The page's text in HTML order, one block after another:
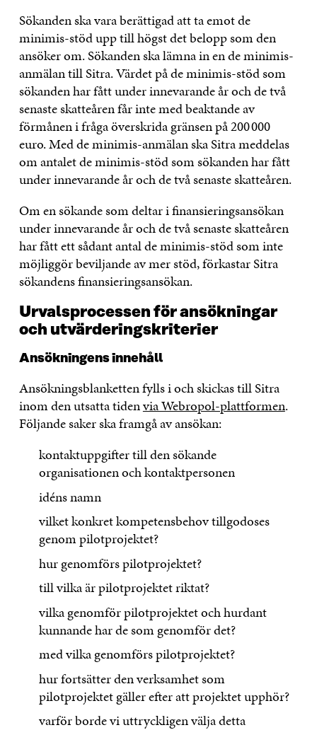
Sökanden ska vara berättigad att ta emot de
minimis-stöd upp till högst det belopp som den
ansöker om. Sökanden ska lämna in en de minimis-
anmälan till Sitra. Värdet på de minimis-stöd som
sökanden har fått under innevarande år och de två
senaste skatteåren får inte med beaktande av
förmånen i fråga överskrida gränsen på 200 000
euro. Med de minimis-anmälan ska Sitra meddelas
om antalet de minimis-stöd som sökanden har fått
under innevarande år och de två senaste skatteåren.
Om en sökande som deltar i finansieringsansökan
under innevarande år och de två senaste skatteåren
har fått ett sådant antal de minimis-stöd som inte
möjliggör beviljande av mer stöd, förkastar Sitra
sökandens finansieringsansökan.
Urvalsprocessen för ansökningar
och utvärderingskriterier
Ansökningens innehåll
Ansökningsblanketten fylls i och skickas till Sitra
inom den utsatta tidenvia Webropol-plattformen.
Följande saker ska framgå av ansökan:
kontaktuppgifter till den sökande
organisationen och kontaktpersonen
idéns namn
vilket konkret kompetensbehov tillgodoses
genom pilotprojektet?
hur genomförs pilotprojektet?
till vilka är pilotprojektet riktat?
vilka genomför pilotprojektet och hurdant
kunnande har de som genomför det?
med vilka genomförs pilotprojektet?
hur fortsätter den verksamhet som
pilotprojektet gäller efter att projektet upphör?
varför borde vi uttryckligen välja detta